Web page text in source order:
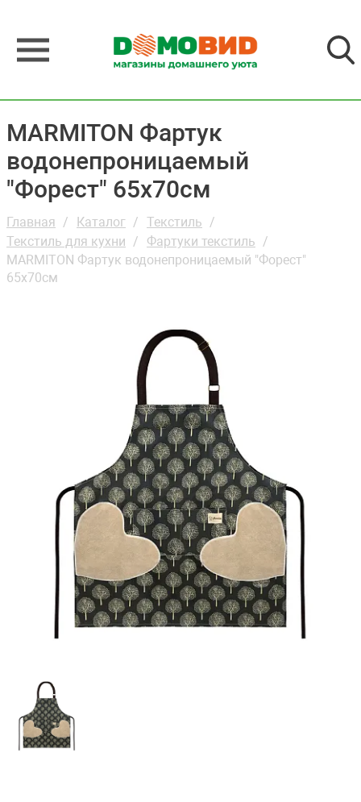
MARMITON Фартук
водонепроницаемый
"Форест" 65х70см
Главная Каталог
Текстиль
Текстиль для кухни
Фартуки текстиль
MARMITON Фартук водонепроницаемый "Форест"
65х70см